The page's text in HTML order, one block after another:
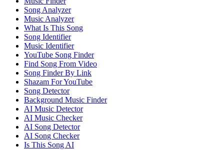
Song Analyzer
Music Analyzer
What Is This Song
Song Identifier
Music Identifier
YouTube Song Finder
Find Song From Video
Song Finder By Link
Shazam For YouTube
Song Detector
Background Music Finder
AI Music Detector
AI Music Checker
AI Song Detector
AI Song Checker
Is This Song AI